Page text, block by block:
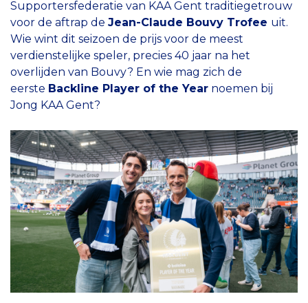
Supportersfederatie van KAA Gent traditiegetrouw
voor de aftrap de Jean-Claude Bouvy Trofee uit.
Wie wint dit seizoen de prijs voor de meest
verdienstelijke speler, precies 40 jaar na het
overlijden van Bouvy? En wie mag zich de
eerste Backline Player of the Year noemen bij
Jong KAA Gent?